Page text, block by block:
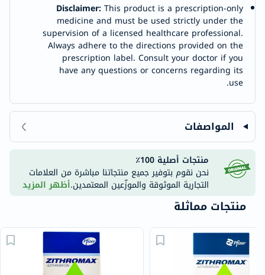
Disclaimer:This product is a prescription-only
medicine and must be used strictly under the
supervision of a licensed healthcare professional.
Always adhere to the directions provided on the
prescription label. Consult your doctor if you
have any questions or concerns regarding its
use.
المواصفات
منتجات أصلية 100٪
نحن نقوم بتوفير جميع منتجاتنا مباشرة من العلامات
التجارية الموثوقة والموزّعين المعتمدين.أظهر المزيد
منتجات مماثلة